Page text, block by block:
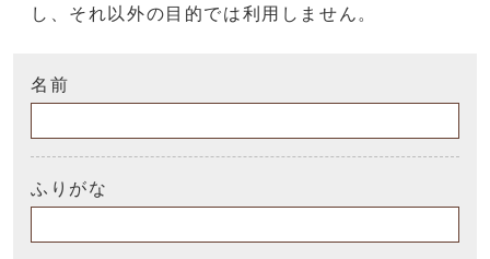
し、それ以外の目的では利用しません。
名前
ふりがな